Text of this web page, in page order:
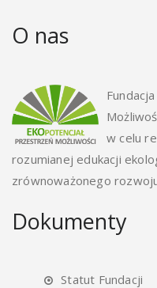
O nas
w celu
rozumianej edukacji
zrównoważonego
Dokumenty
Statut Fundacji